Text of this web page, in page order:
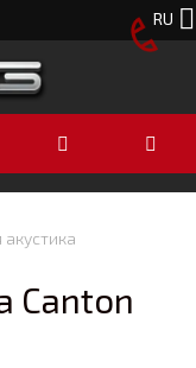
RU
Canton